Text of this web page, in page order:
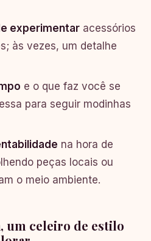
experimentar acessórios
às vezes, um detalhe
e o que faz você se
para seguir modinhas
na hora de
peças locais ou
o meio ambiente.
um celeiro de estilo